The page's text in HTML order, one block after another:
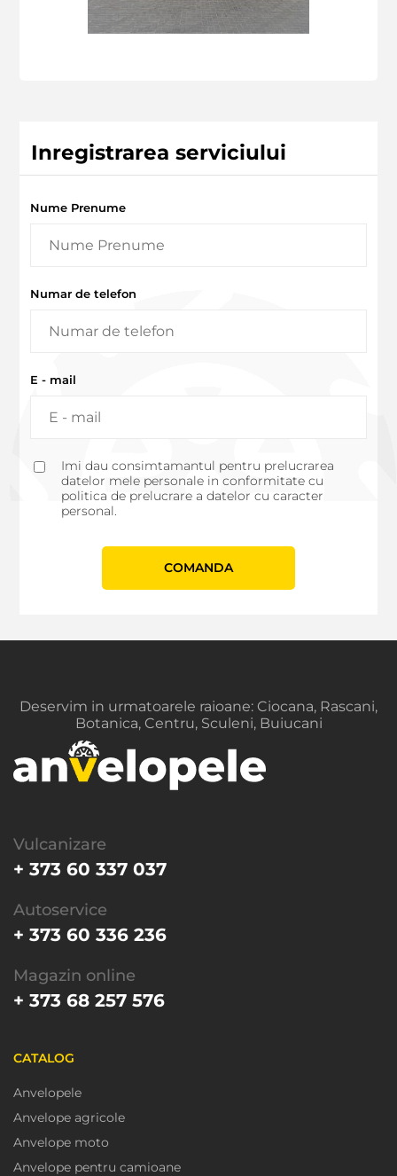
Inregistrarea serviciului
Nume Prenume
Numar de telefon
E - mail
Imi dau consimtamantul pentru prelucrarea
datelor mele personale in conformitate cu
politica de prelucrare a datelor cu caracter
personal.
СOMANDA
Deservim in urmatoarele raioane: Ciocana, Rascani,
Botanica, Centru, Sculeni, Buiucani
Vulcanizare
+ 373 60 337 037
Autoservice
+ 373 60 336 236
Magazin online
+ 373 68 257 576
CATALOG
Anvelopele
Anvelope agricole
Anvelope moto
Anvelope pentru camioane